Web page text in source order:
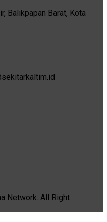
Balikpapan Barat, Kota
Network. All Right